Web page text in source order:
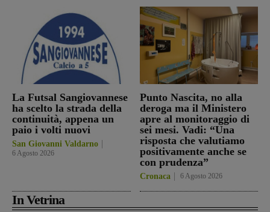
La Futsal Sangiovannese
ha scelto la strada della
continuità, appena un
paio i volti nuovi
San Giovanni Valdarno
6 Agosto 2026
Punto Nascita, no alla
deroga ma il Ministero
apre al monitoraggio di
sei mesi. Vadi: “Una
risposta che valutiamo
positivamente anche se
con prudenza”
Cronaca 6 Agosto 2026
In Vetrina